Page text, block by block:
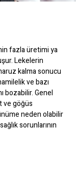
fazla üretimi ya
Lekelerin
kalma sonucu
ve bazı
bozabilir. Genel
ve göğüs
neden olabilir
sorunlarının